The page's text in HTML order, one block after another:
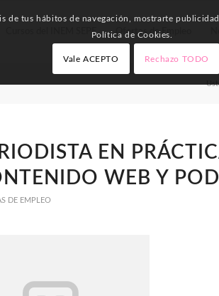
Cursos del INEM SEPE Ofertas de Empleo
EN
WEB Y
DE EMPLEO
de tus hábitos de navegación, mostrarte
Política de Cookies.
Vale ACEPTO Rechazo TODO